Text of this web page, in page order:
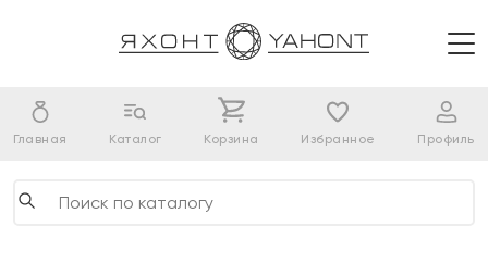
Главная Каталог Корзина Избранное Профиль